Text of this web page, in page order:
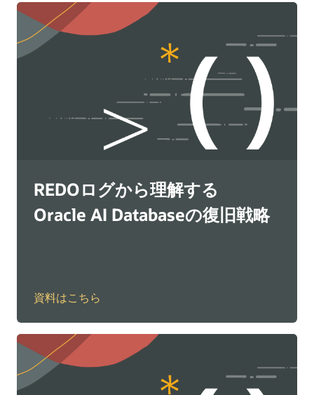
REDOログから理解する
Oracle AI Databaseの復旧戦略
資料はこちら